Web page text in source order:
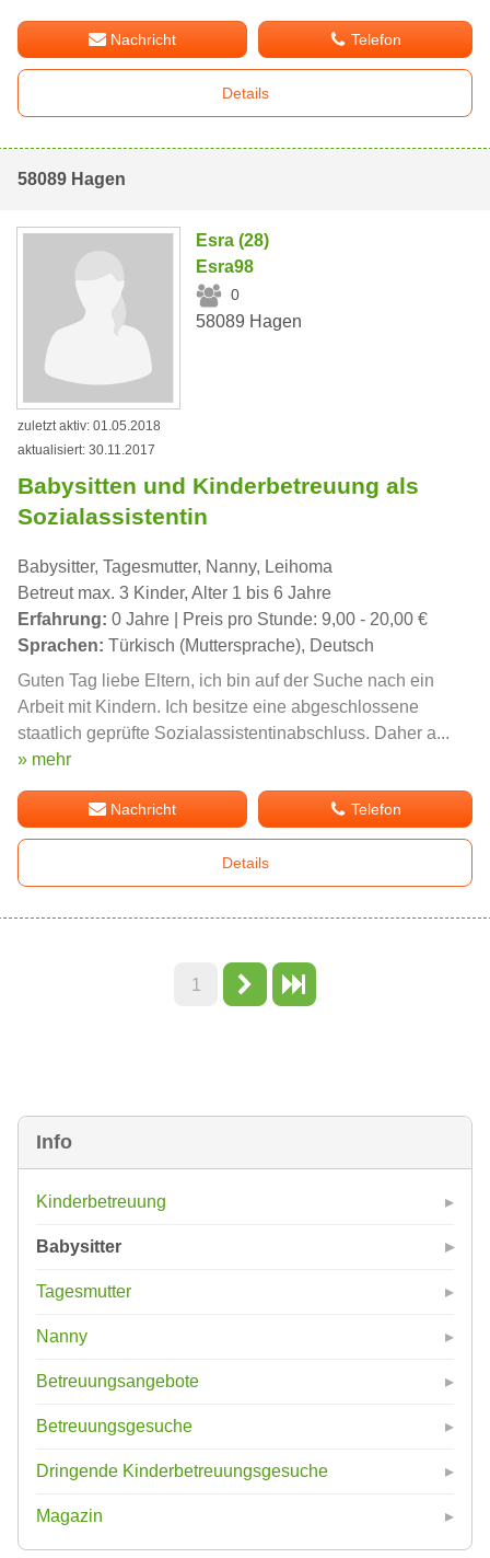
Info
Kinderbetreuung
Babysitter
Tagesmutter
Nanny
Betreuungsangebote
Betreuungsgesuche
Dringende Kinderbetreuungsgesuche
Magazin
Nachricht Telefon
Details
58089 Hagen
Esra (28)
Esra98
0
58089 Hagen
zuletzt aktiv: 01.05.2018
aktualisiert: 30.11.2017
Babysitten und Kinderbetreuung als
Sozialassistentin
Babysitter, Tagesmutter, Nanny, Leihoma
Betreut max. 3 Kinder, Alter 1 bis 6 Jahre
Erfahrung: 0 Jahre | Preis pro Stunde: 9,00 - 20,00 €
Sprachen: Türkisch (Muttersprache), Deutsch
Guten Tag liebe Eltern, ich bin auf der Suche nach ein
Arbeit mit Kindern. Ich besitze eine abgeschlossene
staatlich geprüfte Sozialassistentinabschluss. Daher a...
» mehr
Nachricht Telefon
Details
1